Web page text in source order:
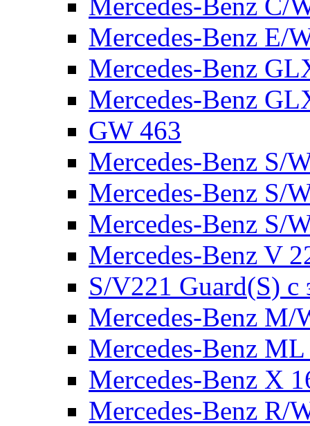
Mercedes-Benz E/
Mercedes-Benz
Mercedes-Benz
GW 463
Mercedes-Benz S/
Mercedes-Benz S/
Mercedes-Benz S/
Mercedes-Benz V
S/V221 Guard(S) с
Mercedes-Benz M/
Mercedes-Benz
Mercedes-Benz X
Mercedes-Benz R/